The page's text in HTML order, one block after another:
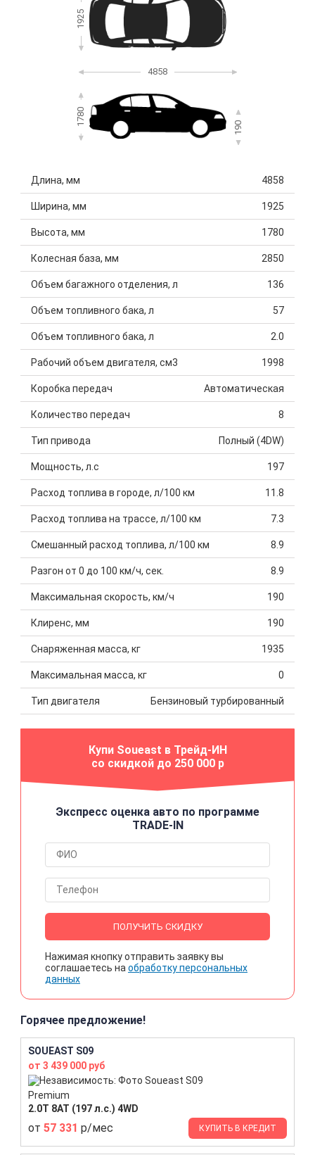
1925
4858
1780
190
Длина, мм 4858
Ширина, мм 1925
Высота, мм 1780
Колесная база, мм 2850
Объем багажного отделения, л 136
Объем топливного бака, л 57
Объем топливного бака, л 2.0
Рабочий объем двигателя, см3 1998
Коробка передач Автоматическая
Количество передач 8
Тип привода Полный (4DW)
Мощность, л.с 197
Расход топлива в городе, л/100 км 11.8
Расход топлива на трассе, л/100 км 7.3
Смешанный расход топлива, л/100 км 8.9
Разгон от 0 до 100 км/ч, сек. 8.9
Максимальная скорость, км/ч 190
Клиренс, мм 190
Снаряженная масса, кг 1935
Максимальная масса, кг 0
Тип двигателя Бензиновый турбированный
Купи Soueast в Трейд-ИН
со скидкой до 250 000 р
Экспресс оценка авто по программе
TRADE-IN
ПОЛУЧИТЬ СКИДКУ
Нажимая кнопку отправить заявку вы
соглашаетесь на обработку персональных
данных
Горячее предложение!
SOUEAST S09
от 3 439 000 руб
Premium
2.0T 8AT (197 л.с.) 4WD
от 57 331 р/мес КУПИТЬ В КРЕДИТ